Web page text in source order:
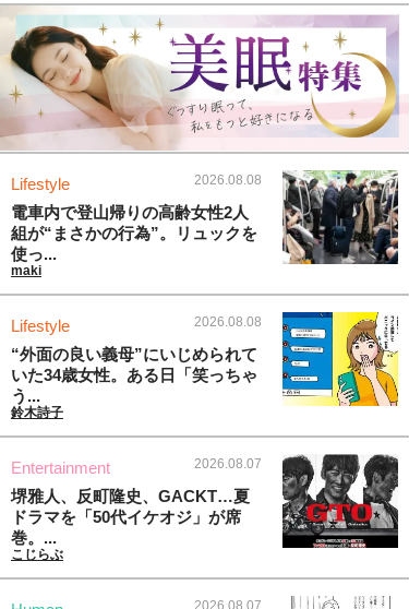
Lifestyle 2026.08.08
電車内で登山帰りの高齢女性2人
組が“まさかの行為”。リュックを
使っ...
maki
Lifestyle 2026.08.08
“外面の良い義母”にいじめられて
いた34歳女性。ある日「笑っちゃ
う...
鈴木詩子
Entertainment 2026.08.07
堺雅人、反町隆史、GACKT…夏
ドラマを「50代イケオジ」が席
巻。...
こじらぶ